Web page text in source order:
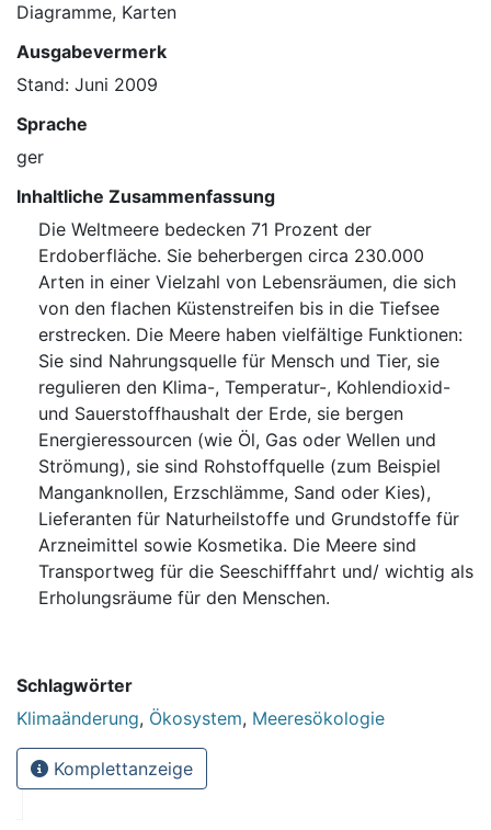
Diagramme, Karten
Ausgabevermerk
Stand: Juni 2009
Sprache
ger
Inhaltliche Zusammenfassung
Die Weltmeere bedecken 71 Prozent der
Erdoberfläche. Sie beherbergen circa 230.000
Arten in einer Vielzahl von Lebensräumen, die sich
von den flachen Küstenstreifen bis in die Tiefsee
erstrecken. Die Meere haben vielfältige Funktionen:
Sie sind Nahrungsquelle für Mensch und Tier, sie
regulieren den Klima-, Temperatur-, Kohlendioxid-
und Sauerstoffhaushalt der Erde, sie bergen
Energieressourcen (wie Öl, Gas oder Wellen und
Strömung), sie sind Rohstoffquelle (zum Beispiel
Manganknollen, Erzschlämme, Sand oder Kies),
Lieferanten für Naturheilstoffe und Grundstoffe für
Arzneimittel sowie Kosmetika. Die Meere sind
Transportweg für die Seeschifffahrt und/ wichtig als
Erholungsräume für den Menschen.
Schlagwörter
Klimaänderung, Ökosystem, Meeresökologie
Komplettanzeige